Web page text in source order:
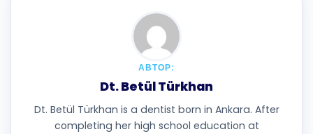
АВТОР:
Dt. Betül Türkhan
Dt. Betül Türkhan is a dentist born in Ankara. After
completing her high school education at